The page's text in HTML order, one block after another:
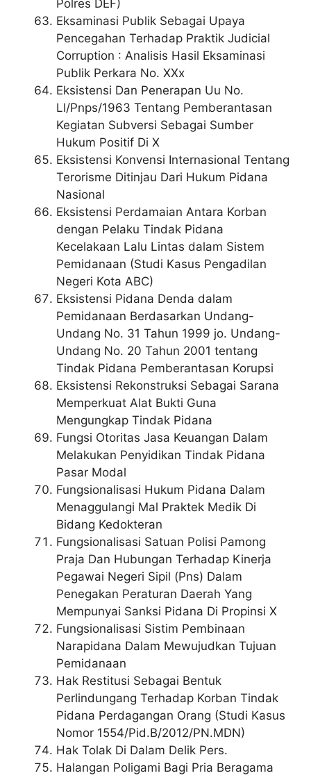
Polres DEF)
Eksaminasi Publik Sebagai Upaya
Pencegahan Terhadap Praktik Judicial
Corruption : Analisis Hasil Eksaminasi
Publik Perkara No. XXx
Eksistensi Dan Penerapan Uu No.
Ll/Pnps/1963 Tentang Pemberantasan
Kegiatan Subversi Sebagai Sumber
Hukum Positif Di X
Eksistensi Konvensi Internasional Tentang
Terorisme Ditinjau Dari Hukum Pidana
Nasional
Eksistensi Perdamaian Antara Korban
dengan Pelaku Tindak Pidana
Kecelakaan Lalu Lintas dalam Sistem
Pemidanaan (Studi Kasus Pengadilan
Negeri Kota ABC)
Eksistensi Pidana Denda dalam
Pemidanaan Berdasarkan Undang-
Undang No. 31 Tahun 1999 jo. Undang-
Undang No. 20 Tahun 2001 tentang
Tindak Pidana Pemberantasan Korupsi
Eksistensi Rekonstruksi Sebagai Sarana
Memperkuat Alat Bukti Guna
Mengungkap Tindak Pidana
Fungsi Otoritas Jasa Keuangan Dalam
Melakukan Penyidikan Tindak Pidana
Pasar Modal
Fungsionalisasi Hukum Pidana Dalam
Menaggulangi Mal Praktek Medik Di
Bidang Kedokteran
Fungsionalisasi Satuan Polisi Pamong
Praja Dan Hubungan Terhadap Kinerja
Pegawai Negeri Sipil (Pns) Dalam
Penegakan Peraturan Daerah Yang
Mempunyai Sanksi Pidana Di Propinsi X
Fungsionalisasi Sistim Pembinaan
Narapidana Dalam Mewujudkan Tujuan
Pemidanaan
Hak Restitusi Sebagai Bentuk
Perlindungang Terhadap Korban Tindak
Pidana Perdagangan Orang (Studi Kasus
Nomor 1554/Pid.B/2012/PN.MDN)
Hak Tolak Di Dalam Delik Pers.
Halangan Poligami Bagi Pria Beragama